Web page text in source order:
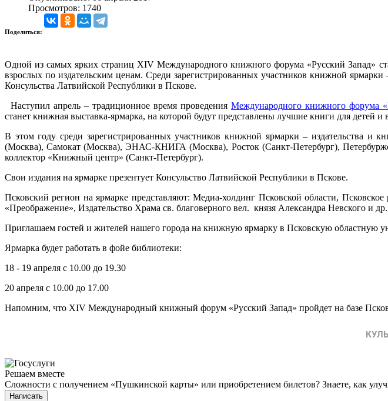
Просмотров: 1740
Поделиться:
Одной из самых ярких страниц XIV Международного книжного форума «Русский Запад»
взрослых по издательским ценам. Среди зарегистрированных участников книжной
Консульства Латвийской Республики в Пскове.
Наступил апрель – традиционное время проведения Международного книжного форума
станет книжная выставка-ярмарка, на которой будут представлены лучшие книги для детей и
В этом году среди зарегистрированных участников книжной ярмарки – издательства и
(Москва), Самокат (Москва), ЭНАС-КНИГА (Москва), Росток (Санкт-Петербург),
коллектор «Книжный центр» (Санкт-Петербург).
Свои издания на ярмарке презентует Консульство Латвийской Республики в Пскове.
Псковский регион на ярмарке представляют: Медиа-холдинг Псковской области,
«Преображение», Издательство Храма св. благоверного вел. князя Александра Невского и др.
Приглашаем гостей и жителей нашего города на книжную ярмарку в Псковскую областную
Ярмарка будет работать в фойе библиотеки:
18 - 19 апреля с 10.00 до 19.30
20 апреля с 10.00 до 17.00
Напомним, что XIV Международный книжный форум «Русский Запад» пройдет на базе
Решаем вместе
Сложности с получением «Пушкинской карты» или приобретением билетов? Знаете, как
Написать